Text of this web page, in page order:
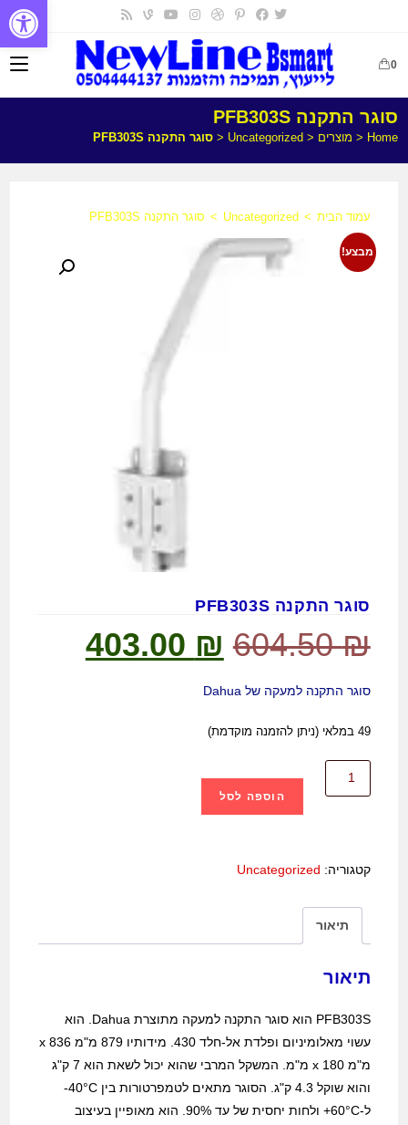
0
סוגר התקנה PFB303S
Home
< מוצרים <
Uncategorized
<סוגר התקנה PFB303S
עמוד הבית >
Uncategorized
> סוגר התקנה PFB303S
מבצע!
סוגר התקנה PFB303S
604.50₪
403.00 ₪
סוגר התקנה למעקה של Dahua
49 במלאי (ניתן להזמנה מוקדמת)
הוספה לסל
קטגוריה: Uncategorized
תיאור
תיאור
PFB303S הוא סוגר התקנה למעקה מתוצרת Dahua. הוא
עשוי מאלומיניום ופלדת אל-חלד 430. מידותיו 879 מ"מ x 836
מ"מ x 180 מ"מ. המשקל המרבי שהוא יכול לשאת הוא 7 ק"ג
והוא שוקל 4.3 ק"ג. הסוגר מתאים לטמפרטורות בין 40°C-
ל-60°C+ ולחות יחסית של עד 90%. הוא מאופיין בעיצוב